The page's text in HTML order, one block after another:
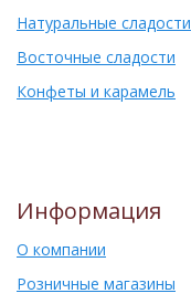
Натуральные сладости
Восточные сладости
Конфеты и карамель
Информация
О компании
Розничные магазины